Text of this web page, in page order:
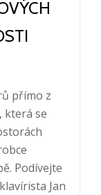
iNuvio
přímo z
která se
Podívejte
Jan